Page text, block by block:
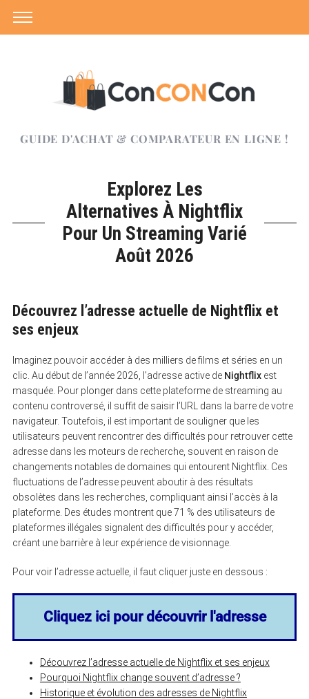
GUIDE D'ACHAT & COMPARATEUR EN LIGNE !
Explorez Les
Alternatives À Nightflix
Pour Un Streaming Varié
Août 2026
Découvrez l’adresse actuelle de Nightflix et
ses enjeux
Imaginez pouvoir accéder à des milliers de films et séries en un
clic. Au début de l’année 2026, l’adresse active de Nightflixest
masquée. Pour plonger dans cette plateforme de streaming au
contenu controversé, il suffit de saisir l’URL dans la barre de votre
navigateur. Toutefois, il est important de souligner que les
utilisateurs peuvent rencontrer des difficultés pour retrouver cette
adresse dans les moteurs de recherche, souvent en raison de
changements notables de domaines qui entourent Nightflix. Ces
fluctuations de l’adresse peuvent aboutir à des résultats
obsolètes dans les recherches, compliquant ainsi l’accès à la
plateforme. Des études montrent que 71 % des utilisateurs de
plateformes illégales signalent des difficultés pour y accéder,
créant une barrière à leur expérience de visionnage.
Pour voir l’adresse actuelle, il faut cliquer juste en dessous :
Cliquez ici pour découvrir l'adresse
Découvrez l’adresse actuelle de Nightflix et ses enjeux
Pourquoi Nightflix change souvent d’adresse ?
Historique et évolution des adresses de Nightflix
e
r
c